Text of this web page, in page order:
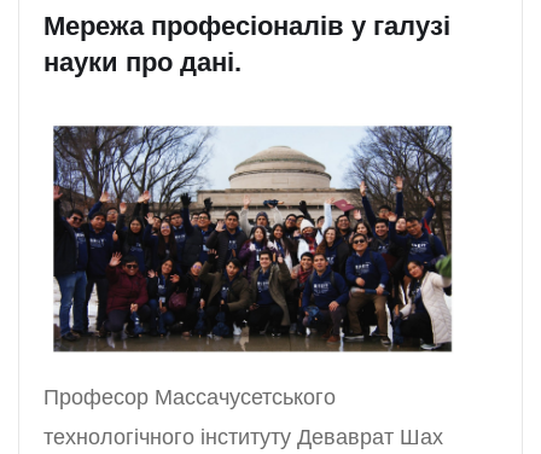
Мережа професіоналів у галузі
науки про дані.
Професор Массачусетського
технологічного інституту Деваврат Шах